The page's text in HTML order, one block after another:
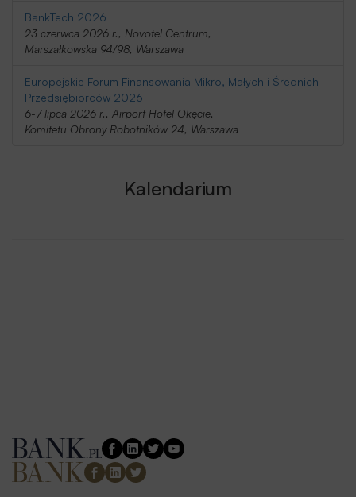
BankTech 2026
23 czerwca 2026 r., Novotel Centrum,
Marszałkowska 94/98, Warszawa
Europejskie Forum Finansowania Mikro, Małych i Średnich
Przedsiębiorców 2026
6-7 lipca 2026 r., Airport Hotel Okęcie,
Komitetu Obrony Robotników 24, Warszawa
Kalendarium